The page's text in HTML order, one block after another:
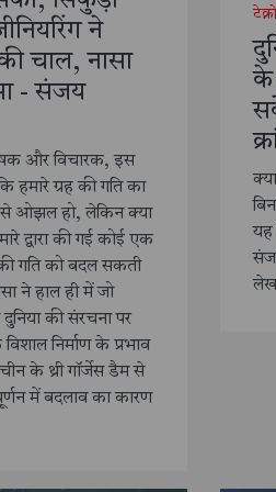
ने
चाल, नासा
- संजय
और विचारक, इस
हमारे ग्रह की गति का
से ओझल हो, लेकिन क्या
द्वारा की गई कोई एक
गति को बदल सकती
ने हाल ही में जो
की संरचना पर
निर्माण के प्रभाव
के थ्री गॉर्जेस डैम से
में बदलाव का कारण
के
यह
लेख